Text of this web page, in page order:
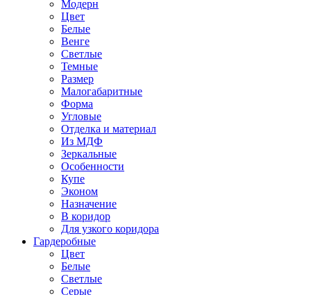
Модерн
Цвет
Белые
Венге
Светлые
Темные
Размер
Малогабаритные
Форма
Угловые
Отделка и материал
Из МДФ
Зеркальные
Особенности
Купе
Эконом
Назначение
В коридор
Для узкого коридора
Гардеробные
Цвет
Белые
Светлые
Серые